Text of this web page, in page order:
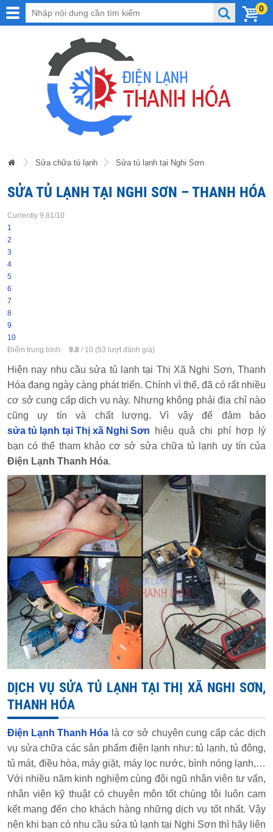
0
Sửa chữa tủ lạnh Sửa tủ lạnh tại Nghi Sơn
SỬA TỦ LẠNH TẠI NGHI SƠN – THANH HÓA
Currently 9.81/10
1
2
3
4
5
6
7
8
9
10
Điểm trung bình:
9.8 / 10 (53 lượt đánh giá)
Hiện nay nhu cầu sửa tủ lạnh tại Thị Xã Nghi Sơn, Thanh
Hóa đang ngày càng phát triển. Chính vì thế, đã có rất nhiều
cơ sở cung cấp dịch vụ này. Nhưng không phải địa chỉ nào
cũng uy tín và chất lượng. Vì vậy để đảm bảo
sửa tủ lạnh tại Thị xã Nghi Sơn hiệu quả chi phí hợp lý
bạn có thể tham khảo cơ sở sửa chữa tủ lạnh uy tín của
Điện Lạnh Thanh Hóa.
DỊCH VỤ SỬA TỦ LẠNH TẠI THỊ XÃ NGHI SƠN,
THANH HÓA
Điện Lạnh Thanh Hóa là cơ sở chuyên cung cấp các dịch
vụ sửa chữa các sản phẩm điện lạnh như: tủ lạnh, tủ đông,
tủ mát, điều hòa, máy giặt, máy lọc nước, bình nóng lạnh,…
Với nhiều năm kinh nghiệm cùng đội ngũ nhân viên tư vấn,
nhân viên kỹ thuật có chuyên môn tốt chúng tôi luôn cam
kết mang đến cho khách hàng những dịch vụ tốt nhất. Vậy
nên khi bạn có nhu cầu sửa tủ lạnh tại Nghi Sơn thì hãy liên